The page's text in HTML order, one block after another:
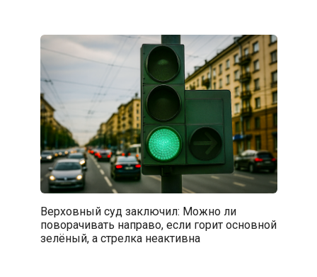
Верховный суд заключил: Можно ли
поворачивать направо, если горит основной
зелёный, а стрелка неактивна